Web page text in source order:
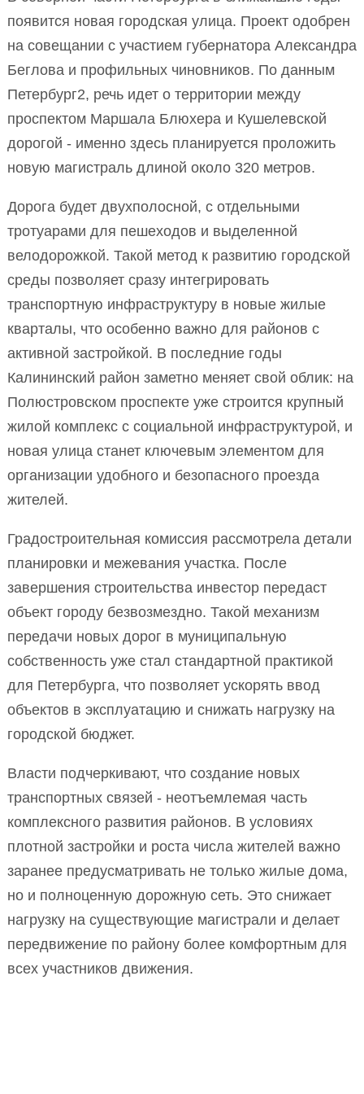
появится новая городская улица. Проект одобрен
на совещании с участием губернатора Александра
Беглова и профильных чиновников. По данным
Петербург2, речь идет о территории между
проспектом Маршала Блюхера и Кушелевской
дорогой - именно здесь планируется проложить
новую магистраль длиной около 320 метров.
Дорога будет двухполосной, с отдельными
тротуарами для пешеходов и выделенной
велодорожкой. Такой метод к развитию городской
среды позволяет сразу интегрировать
транспортную инфраструктуру в новые жилые
кварталы, что особенно важно для районов с
активной застройкой. В последние годы
Калининский район заметно меняет свой облик: на
Полюстровском проспекте уже строится крупный
жилой комплекс с социальной инфраструктурой, и
новая улица станет ключевым элементом для
организации удобного и безопасного проезда
жителей.
Градостроительная комиссия рассмотрела детали
планировки и межевания участка. После
завершения строительства инвестор передаст
объект городу безвозмездно. Такой механизм
передачи новых дорог в муниципальную
собственность уже стал стандартной практикой
для Петербурга, что позволяет ускорять ввод
объектов в эксплуатацию и снижать нагрузку на
городской бюджет.
Власти подчеркивают, что создание новых
транспортных связей - неотъемлемая часть
комплексного развития районов. В условиях
плотной застройки и роста числа жителей важно
заранее предусматривать не только жилые дома,
но и полноценную дорожную сеть. Это снижает
нагрузку на существующие магистрали и делает
передвижение по району более комфортным для
всех участников движения.